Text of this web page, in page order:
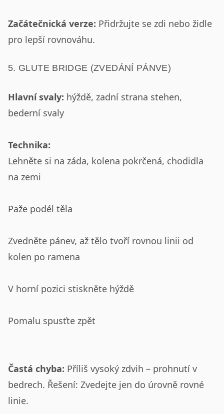
Začátečnická verze: Přidržujte se zdi nebo židle
pro lepší rovnováhu.
5. GLUTE BRIDGE (ZVEDÁNÍ PÁNVE)
Hlavní svaly: hýždě, zadní strana stehen,
bederní svaly
Technika:
Lehněte si na záda, kolena pokrčená, chodidla
na zemi
Paže podél těla
Zvedněte pánev, až tělo tvoří rovnou linii od
kolen po ramena
V horní pozici stiskněte hýždě
Pomalu spusťte zpět
Častá chyba: Příliš vysoký zdvih – prohnutí v
bedrech. Řešení: Zvedejte jen do úrovně rovné
linie.